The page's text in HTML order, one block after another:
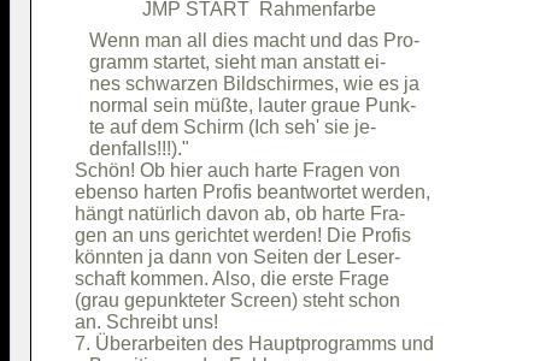
   Wenn man all dies macht und das Pro-
   gramm startet, sieht man anstatt ei-
   nes schwarzen Bildschirmes, wie es ja
   normal sein müßte, lauter graue Punk-
   te auf dem Schirm (Ich seh' sie je-
   denfalls!!!)."
Schön! Ob hier auch harte Fragen von
ebenso harten Profis beantwortet werden,
hängt natürlich davon ab, ob harte Fra-
gen an uns gerichtet werden! Die Profis
könnten ja dann von Seiten der Leser-
schaft kommen. Also, die erste Frage
(grau gepunkteter Screen) steht schon
an. Schreibt uns!
7. Überarbeiten des Hauptprogramms und